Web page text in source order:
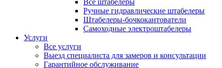
Все штабелеры
Ручные гидравлические штабелеры
Штабелеры-бочкокантователи
Самоходные электроштабелеры
Услуги
Все услуги
Выезд специалиста для замеров и консультации
Гарантийное обслуживание